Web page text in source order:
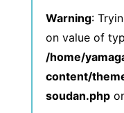
Warning:
on value of
/home/
content/
soudan.php